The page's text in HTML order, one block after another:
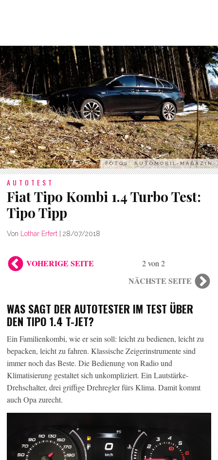
FOTOS: AUTOMOBIL-MAGAZIN
AUTOTEST
Fiat Tipo Kombi 1.4 Turbo Test:
Tipo Tipp
Von Lothar Erfert 28/07/2018
VOHERIGE SEITE 2 von 2
NÄCHSTE SEITE
WAS SAGT DER AUTOTESTER IM TEST ÜBER
DEN TIPO 1.4 T-JET?
Ein Familienkombi, wie er sein soll: leicht zu bedienen, leicht zu
bepacken, leicht zu fahren. Klassische Zeigerinstrumente sind
immer noch das Beste. Die Bedienung von Radio und
Klimatisierung gestaltet sich unkompliziert. Ein Lautstärke-
Drehschalter, drei griffige Drehregler fürs Klima. Damit kommt
auch Opa zurecht.